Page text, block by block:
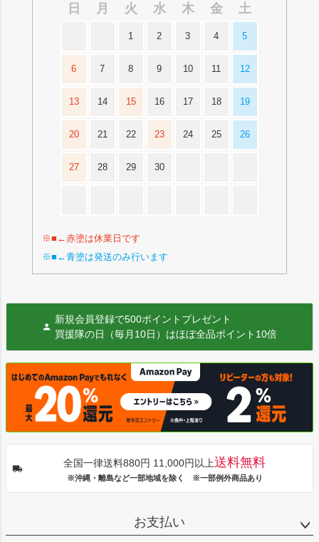
日
月 火 水 木 金 土
1 2 3 4 5
6 7 8 9 10 11 12
13 14 15 16 17 18 19
20 21 22 23 24 25 26
27 28 29 30
※■←赤塗は休業日です
※■←青塗は発送のみ行います
新規会員登録で500ポイントプレゼント
買援隊の日（毎月10日）はほぼ全品ポイント10倍
全国一律送料880円 11,000円以上送料無料
※沖縄・離島など一部地域を除く ※一部例外商品あり
お支払い